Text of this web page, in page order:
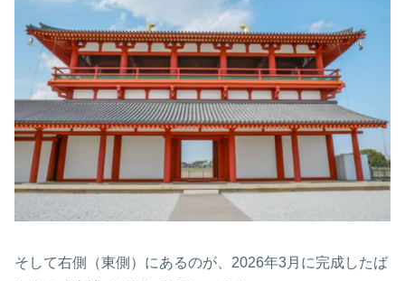
そして右側（東側）にあるのが、2026年3月に完成したば